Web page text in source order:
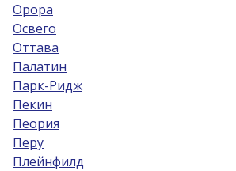
Орора
Освего
Оттава
Палатин
Парк-Ридж
Пекин
Пеория
Перу
Плейнфилд